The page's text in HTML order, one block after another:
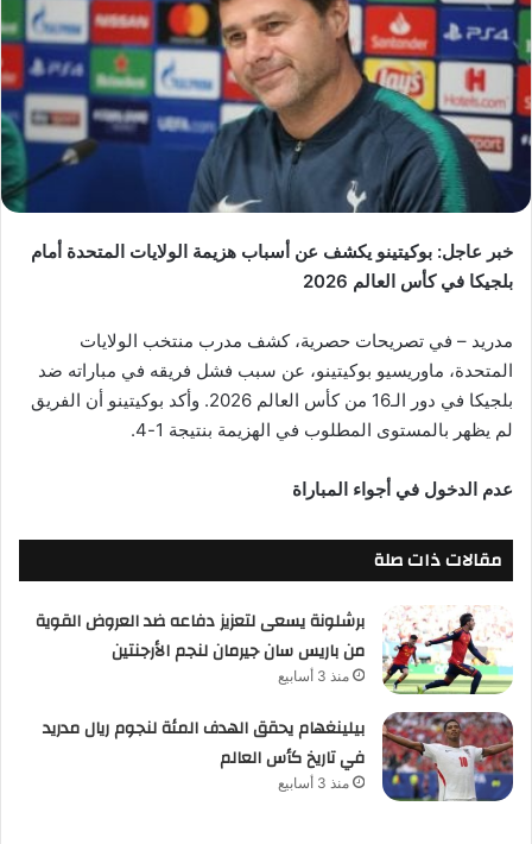
خبر عاجل: بوكيتينو يكشف عن أسباب هزيمة الولايات المتحدة أمام
بلجيكا في كأس العالم 2026
مدريد – في تصريحات حصرية، كشف مدرب منتخب الولايات
المتحدة، ماوريسيو بوكيتينو، عن سبب فشل فريقه في مباراته ضد
بلجيكا في دور الـ16 من كأس العالم 2026. وأكد بوكيتينو أن الفريق
لم يظهر بالمستوى المطلوب في الهزيمة بنتيجة 1-4.
عدم الدخول في أجواء المباراة
مقالات ذات صلة
برشلونة يسعى لتعزيز دفاعه ضد العروض القوية
من باريس سان جيرمان لنجم الأرجنتين
منذ 3 أسابيع
بيلينغهام يحقق الهدف المئة لنجوم ريال مدريد
في تاريخ كأس العالم
منذ 3 أسابيع